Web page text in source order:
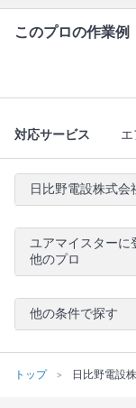
このプロの作業例
対応サービス
日比野電設株式会
ユアマイスターに
他のプロ
他の条件で探す
トップ 日比野電設